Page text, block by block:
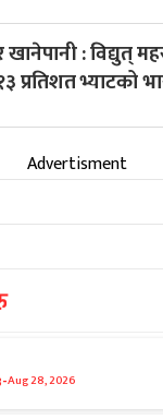
खानेपानी : विद्युत्
प्रतिशत भ्याटको
Advertisment
-Aug 28, 2026